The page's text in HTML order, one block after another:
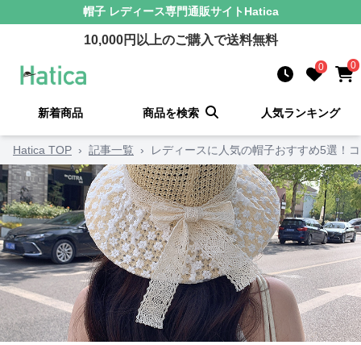
帽子 レディース専門通販サイト Hatica
10,000円以上のご購入で送料無料
0 0
新着商品 商品を検索 人気ランキング
Hatica TOP › 記事一覧 › レディースに人気の帽子おすすめ5選！